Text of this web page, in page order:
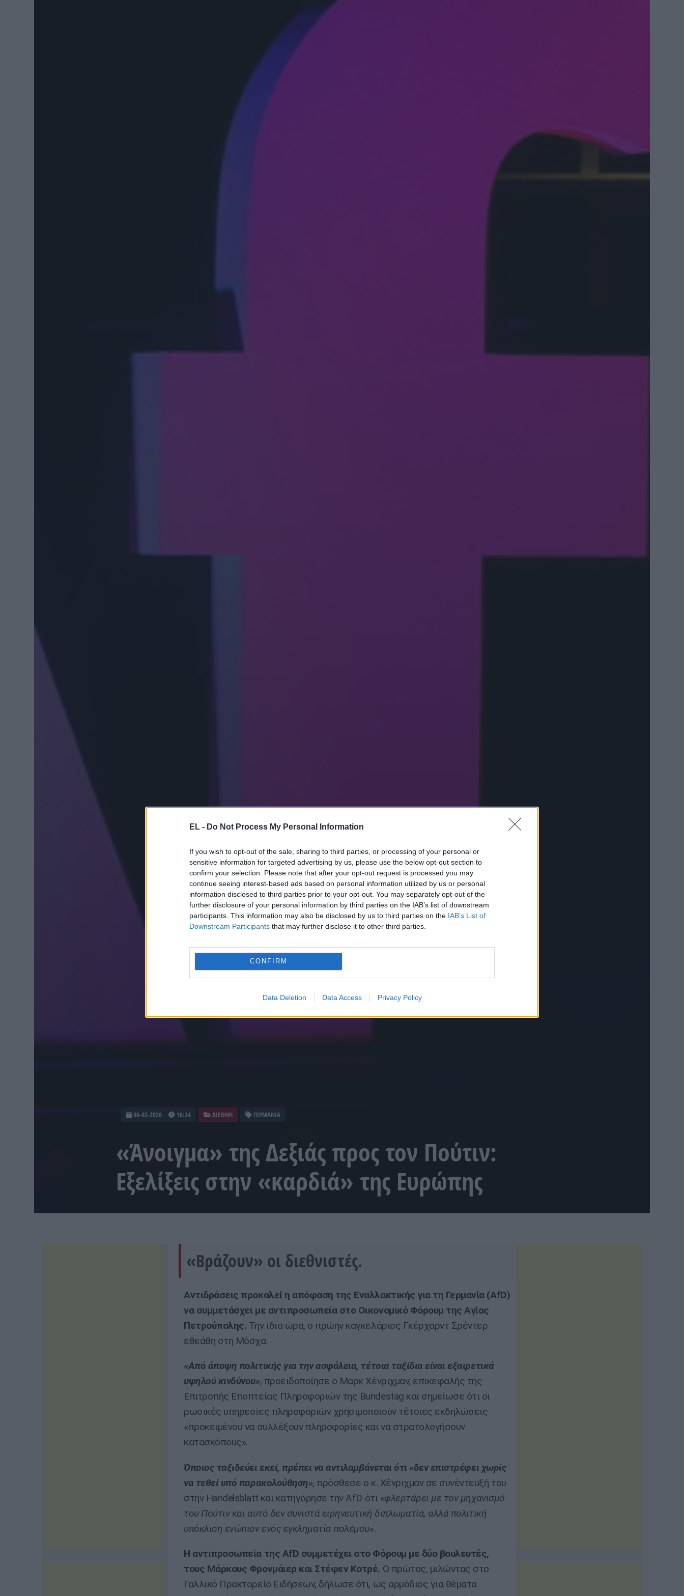
EL - Do Not Process My Personal Information
If you wish to opt-out of the sale, sharing to third parties, or processing of your personal or
sensitive information for targeted advertising by us, please use the below opt-out section to
confirm your selection. Please note that after your opt-out request is processed you may
continue seeing interest-based ads based on personal information utilized by us or personal
information disclosed to third parties prior to your opt-out. You may separately opt-out of the
further disclosure of your personal information by third parties on the IAB’s list of downstream
participants. This information may also be disclosed by us to third parties on the IAB’s List of
Downstream Participants that may further disclose it to other third parties.
CONFIRM
Data Deletion Data Access Privacy Policy
06-02-2026 16:24 ΔΙΕΘΝΗ ΓΕΡΜΑΝΙΑ
«Άνοιγμα» της Δεξιάς προς τον Πούτιν:
Εξελίξεις στην «καρδιά» της Ευρώπης
«Βράζουν» οι διεθνιστές.
Αντιδράσεις προκαλεί η απόφαση της Εναλλακτικής για τη Γερμανία (AfD)
να συμμετάσχει με αντιπροσωπεία στο Οικονομικό Φόρουμ της Αγίας
Πετρούπολης. Την ίδια ώρα, ο πρώην καγκελάριος Γκέρχαρντ Σρέντερ
εθεάθη στη Μόσχα.
«Από άποψη πολιτικής για την ασφάλεια, τέτοια ταξίδια είναι εξαιρετικά
υψηλού κινδύνου», προειδοποίησε ο Μαρκ Χένριχμαν, επικεφαλής της
Επιτροπής Εποπτείας Πληροφοριών της Bundestag και σημείωσε ότι οι
ρωσικές υπηρεσίες πληροφοριών χρησιμοποιούν τέτοιες εκδηλώσεις
«προκειμένου να συλλέξουν πληροφορίες και να στρατολογήσουν
κατασκόπους».
Όποιος ταξιδεύει εκεί, πρέπει να αντιλαμβάνεται ότι «δεν επιστρέφει χωρίς
να τεθεί υπό παρακολούθηση», πρόσθεσε ο κ. Χένριχμαν σε συνέντευξή του
στην Handelsblatt και κατηγόρησε την ΑfD ότι «φλερτάρει με τον μηχανισμό
του Πούτιν και αυτό δεν συνιστά ειρηνευτική διπλωματία, αλλά πολιτική
υπόκλιση ενώπιον ενός εγκληματία πολέμου».
Η αντιπροσωπεία της AfD συμμετέχει στο Φόρουμ με δύο βουλευτές,
τους Μάρκους Φρονμάιερ και Στέφεν Κοτρέ. Ο πρώτος, μιλώντας στο
Γαλλικό Πρακτορείο Ειδήσεων, δήλωσε ότι, ως αρμόδιος για θέματα